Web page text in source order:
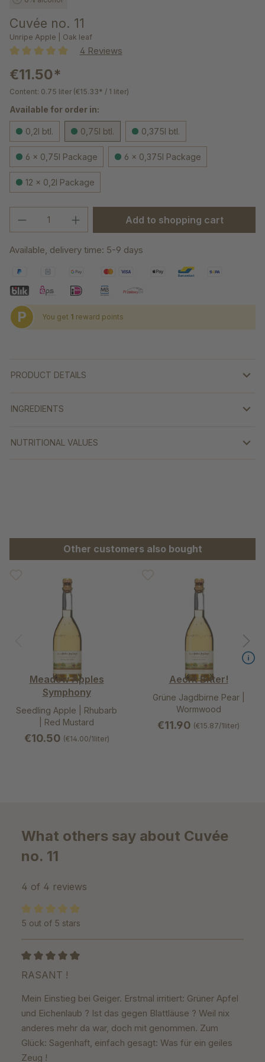
Cuvée no. 11
Unripe Apple | Oak leaf
4 Reviews
€11.50*
Content: 0.75 liter (€15.33* / 1 liter)
Available for order in:
0,2l btl. 0,75l btl. 0,375l btl.
6 x 0,75l Package 6 x 0,375l Package
12 x 0,2l Package
Product Quantity: Enter the desired
Add to shopping cart
Available, delivery time: 5-9 days
P You get 1 reward points
PRODUCT DETAILS
INGREDIENTS
NUTRITIONAL VALUES
Skip product galleryOther customers also bought
Meadow Apples
Symphony
Seedling Apple | Rhubarb
| Red Mustard
€10.50 (€14.00/1liter)
Aecht Bitter!
Grüne Jagdbirne Pear |
Wormwood
€11.90 (€15.87/1liter)
What others say about Cuvée
no. 11
4 of 4 reviews
Average rating of 5 out of 5 stars
5 out of 5 stars
Review with rating of 5 out of 5 stars
RASANT !
Mein Einstieg bei Geiger. Erstmal irritiert: Grüner Apfel
und Eichenlaub ? Ist das gegen Blattläuse ? Weil nix
anderes mehr da war, doch mit genommen. Zum
Glück: Sagenhaft, einfach gesagt: Was für ein geiles
Zeug !